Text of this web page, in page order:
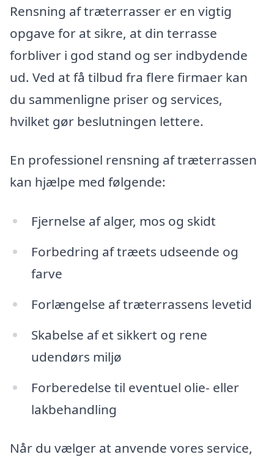
Rensning af træterrasser er en vigtig
opgave for at sikre, at din terrasse
forbliver i god stand og ser indbydende
ud. Ved at få tilbud fra flere firmaer kan
du sammenligne priser og services,
hvilket gør beslutningen lettere.
En professionel rensning af træterrassen
kan hjælpe med følgende:
Fjernelse af alger, mos og skidt
Forbedring af træets udseende og
farve
Forlængelse af træterrassens levetid
Skabelse af et sikkert og rene
udendørs miljø
Forberedelse til eventuel olie- eller
lakbehandling
Når du vælger at anvende vores service,